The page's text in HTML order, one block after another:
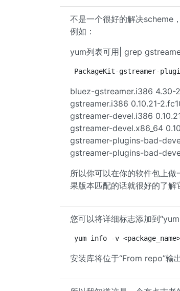
不是一个很好的解决scheme
例如：
yum列表可用| grep
PackageKit-gstreamer-
bluez-gstreamer.i386 4.30-
gstreamer.i386 0.10.21-
gstreamer-devel.i386
gstreamer-devel.x86_64
gstreamer-plugins-bad-
gstreamer-plugins-bad-
所以你可以在你的软件包上
果版本匹配的话就很好的了解
您可以将详细标志添加到“yum
yum info -v <package_name>
安装库将位于“From repo”输出